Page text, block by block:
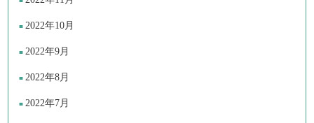
2022年10月
2022年9月
2022年8月
2022年7月